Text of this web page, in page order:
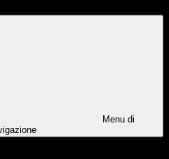
Menu di